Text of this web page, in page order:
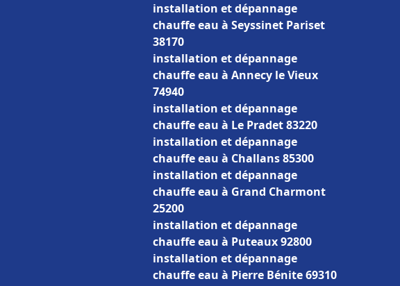
installation et dépannage
chauffe eau à Seyssinet Pariset
38170
installation et dépannage
chauffe eau à Annecy le Vieux
74940
installation et dépannage
chauffe eau à Le Pradet 83220
installation et dépannage
chauffe eau à Challans 85300
installation et dépannage
chauffe eau à Grand Charmont
25200
installation et dépannage
chauffe eau à Puteaux 92800
installation et dépannage
chauffe eau à Pierre Bénite 69310